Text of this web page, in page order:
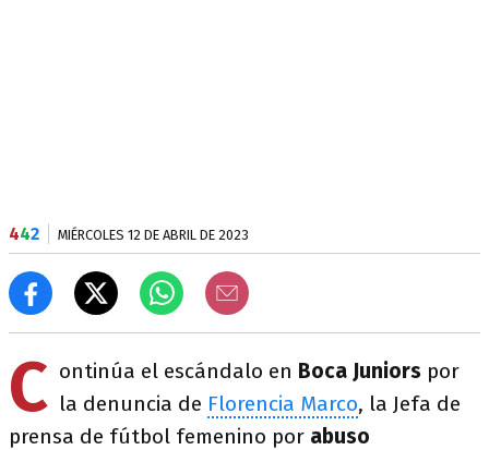
442 MIÉRCOLES 12 DE ABRIL DE 2023
C ontinúa el escándalo en Boca Juniors por
la denuncia de Florencia Marco, la Jefa de
prensa de fútbol femenino por abuso